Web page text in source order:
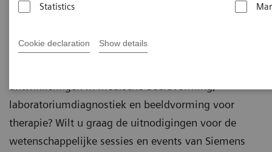
Statistics
Cookie declaration Show details
Registreer nu voor een gezonde dosis
laboratoriumdiagnostiek en beeldvorming voor
therapie? Wilt u graag de uitnodigingen voor de
wetenschappelijke sessies en events van Siemens